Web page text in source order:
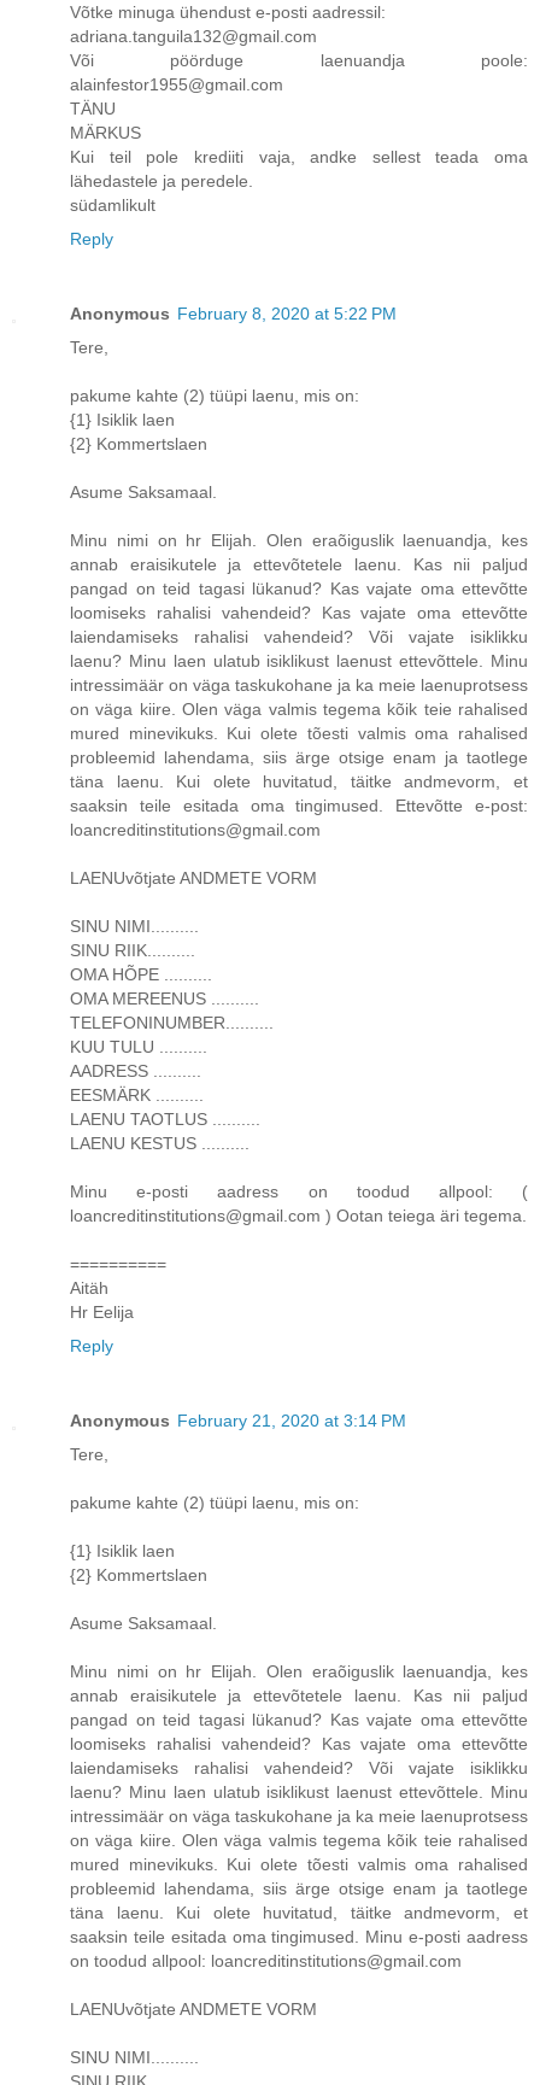
Võtke minuga ühendust e-posti aadressil:
adriana.tanguila132@gmail.com
Või pöörduge laenuandja poole:
alainfestor1955@gmail.com
TÄNU
MÄRKUS
Kui teil pole krediiti vaja, andke sellest teada oma
lähedastele ja peredele.
südamlikult
Reply
Anonymous February 8, 2020 at 5:22 PM
Tere,
pakume kahte (2) tüüpi laenu, mis on:
{1} Isiklik laen
{2} Kommertslaen
Asume Saksamaal.
Minu nimi on hr Elijah. Olen eraõiguslik laenuandja, kes
annab eraisikutele ja ettevõtetele laenu. Kas nii paljud
pangad on teid tagasi lükanud? Kas vajate oma ettevõtte
loomiseks rahalisi vahendeid? Kas vajate oma ettevõtte
laiendamiseks rahalisi vahendeid? Või vajate isiklikku
laenu? Minu laen ulatub isiklikust laenust ettevõttele. Minu
intressimäär on väga taskukohane ja ka meie laenuprotsess
on väga kiire. Olen väga valmis tegema kõik teie rahalised
mured minevikuks. Kui olete tõesti valmis oma rahalised
probleemid lahendama, siis ärge otsige enam ja taotlege
täna laenu. Kui olete huvitatud, täitke andmevorm, et
saaksin teile esitada oma tingimused. Ettevõtte e-post:
loancreditinstitutions@gmail.com
LAENUvõtjate ANDMETE VORM
SINU NIMI..........
SINU RIIK..........
OMA HÕPE ..........
OMA MEREENUS ..........
TELEFONINUMBER..........
KUU TULU ..........
AADRESS ..........
EESMÄRK ..........
LAENU TAOTLUS ..........
LAENU KESTUS ..........
Minu e-posti aadress on toodud allpool: (
loancreditinstitutions@gmail.com ) Ootan teiega äri tegema.
==========
Aitäh
Hr Eelija
Reply
Anonymous February 21, 2020 at 3:14 PM
Tere,
pakume kahte (2) tüüpi laenu, mis on:
{1} Isiklik laen
{2} Kommertslaen
Asume Saksamaal.
Minu nimi on hr Elijah. Olen eraõiguslik laenuandja, kes
annab eraisikutele ja ettevõtetele laenu. Kas nii paljud
pangad on teid tagasi lükanud? Kas vajate oma ettevõtte
loomiseks rahalisi vahendeid? Kas vajate oma ettevõtte
laiendamiseks rahalisi vahendeid? Või vajate isiklikku
laenu? Minu laen ulatub isiklikust laenust ettevõttele. Minu
intressimäär on väga taskukohane ja ka meie laenuprotsess
on väga kiire. Olen väga valmis tegema kõik teie rahalised
mured minevikuks. Kui olete tõesti valmis oma rahalised
probleemid lahendama, siis ärge otsige enam ja taotlege
täna laenu. Kui olete huvitatud, täitke andmevorm, et
saaksin teile esitada oma tingimused. Minu e-posti aadress
on toodud allpool: loancreditinstitutions@gmail.com
LAENUvõtjate ANDMETE VORM
SINU NIMI..........